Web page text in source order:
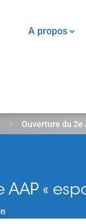
A propos
5 Ouverture du 2e
AAP «